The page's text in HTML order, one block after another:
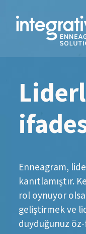
Enneagram,
kanıtlamıştır.
rol oynuyor
geliştirmek ve
duyduğunuz öz-